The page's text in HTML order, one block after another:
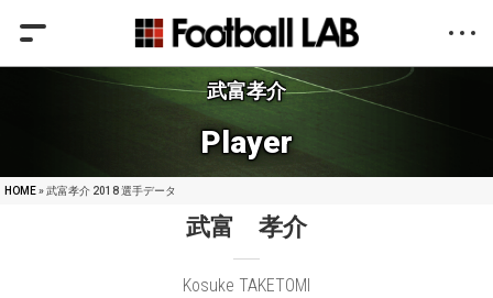
武富孝介
Player
HOME» 武富孝介 2018 選手データ
武富 孝介
Kosuke TAKETOMI